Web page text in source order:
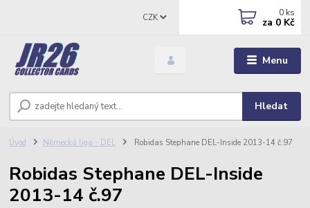
Menu
CZK
Hledat
0 ks
za 0 Kč
Úvod Německá liga - DEL Robidas Stephane DEL-Inside 2013-14 č.97
Robidas Stephane DEL-Inside
2013-14 č.97